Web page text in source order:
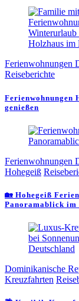
Ferienwohnungen
Reiseberichte
genießen
Ferienwohnungen
Hohegeiß
🏡 Hohegeiß
Panoramablick im
Dominikanische
Kreuzfahrten